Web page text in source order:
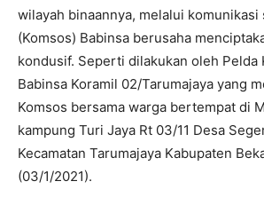
wilayah binaannya, melalui komunikasi
(Komsos) Babinsa berusaha
kondusif. Seperti dilakukan oleh Pelda
Babinsa Koramil 02/Tarumajaya yang
Komsos bersama warga bertempat di
kampung Turi Jaya Rt 03/11 Desa
Kecamatan Tarumajaya Kabupaten
(03/1/2021).